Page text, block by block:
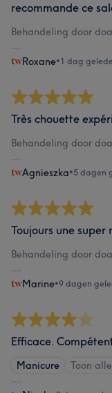
recommande ce
Behandeling door
Roxane•1 dag
Très chouette
Behandeling door
Agnieszka•5 dagen
Toujours une super
Behandeling door
Marine•9 dagen
Efficace.
Manicure Toon